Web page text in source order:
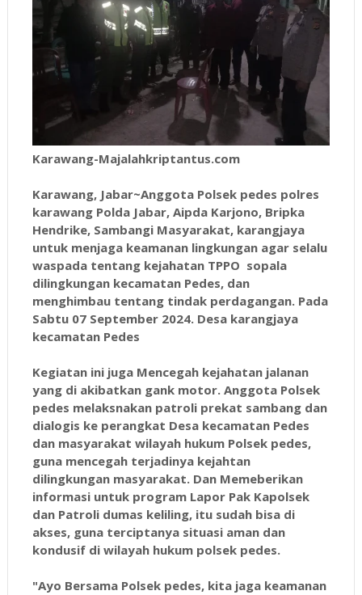
Karawang-Majalahkriptantus.com
Karawang, Jabar~Anggota Polsek pedes polres
karawang Polda Jabar, Aipda Karjono, Bripka
Hendrike, Sambangi Masyarakat, karangjaya
untuk menjaga keamanan lingkungan agar selalu
waspada tentang kejahatan TPPO sopala
dilingkungan kecamatan Pedes, dan
menghimbau tentang tindak perdagangan. Pada
Sabtu 07 September 2024. Desa karangjaya
kecamatan Pedes
Kegiatan ini juga Mencegah kejahatan jalanan
yang di akibatkan gank motor. Anggota Polsek
pedes melaksnakan patroli prekat sambang dan
dialogis ke perangkat Desa kecamatan Pedes
dan masyarakat wilayah hukum Polsek pedes,
guna mencegah terjadinya kejahtan
dilingkungan masyarakat. Dan Memeberikan
informasi untuk program Lapor Pak Kapolsek
dan Patroli dumas keliling, itu sudah bisa di
akses, guna terciptanya situasi aman dan
kondusif di wilayah hukum polsek pedes.
"Ayo Bersama Polsek pedes, kita jaga keamanan